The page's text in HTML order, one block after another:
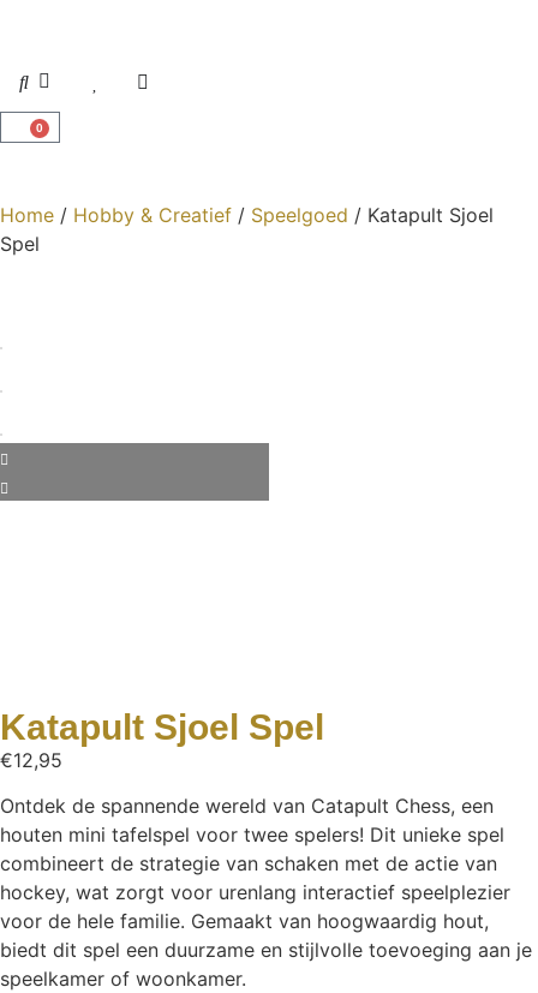
0
Home / Hobby & Creatief / Speelgoed / Katapult Sjoel
Spel
Katapult Sjoel Spel
€12,95
Ontdek de spannende wereld van Catapult Chess, een
houten mini tafelspel voor twee spelers! Dit unieke spel
combineert de strategie van schaken met de actie van
hockey, wat zorgt voor urenlang interactief speelplezier
voor de hele familie. Gemaakt van hoogwaardig hout,
biedt dit spel een duurzame en stijlvolle toevoeging aan je
speelkamer of woonkamer.